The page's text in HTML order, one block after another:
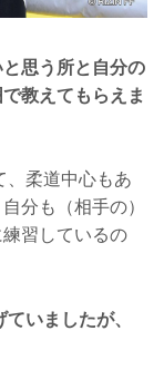
思う所と自分の
教えてもらえま
柔道中心もあ
分も（相手の）
習しているの
いましたが、